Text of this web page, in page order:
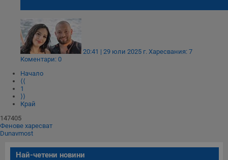
20:41 | 29 юли 2025 г. Харесвания: 7
Коментари: 0
Начало
⟨⟨
1
⟩⟩
Край
147405
Фенове харесват
Dunavmost
Най-четени новини